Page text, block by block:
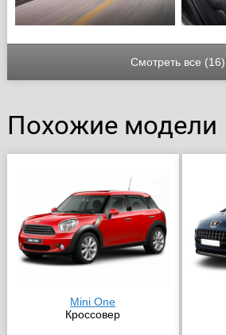
Смотреть все (16)
Похожие модели
Mini One
Кроссовер